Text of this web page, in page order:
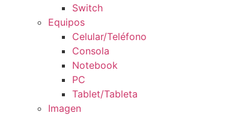
Switch
Equipos
Celular/Teléfono
Consola
Notebook
PC
Tablet/Tableta
Imagen